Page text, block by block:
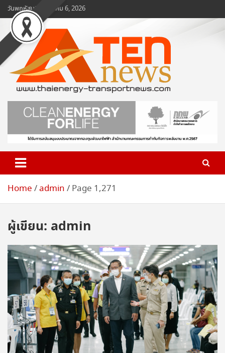
Skip
to
content
วันพฤหัสบดี, สิงหาคม 6, 2026
www.ten-news.com
ข่าวพลังงานและคมนาคม
Home admin Page 1,271
ผู้เขียน: admin